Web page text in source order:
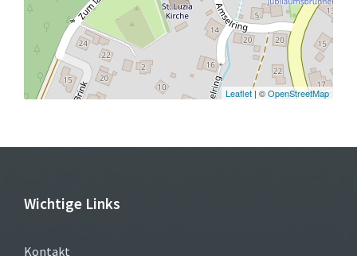
Leaflet| ©OpenStreetMap
Wichtige Links
Kontakt